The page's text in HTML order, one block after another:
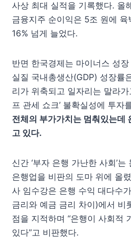
사상 최대 실적을 기록했다. 올
금융지주 순이익은 5조 원에 육
16% 넘게 늘었다.
반면 한국경제는 마이너스 성
실질 국내총생산(GDP) 성장률
리가 위축되고 일자리는 말라가
프 관세 쇼크’ 불확실성에 투자
전체의 부가가치는 멈춰있는데
고 있다.
신간 ‘부자 은행 가난한 사회’
은행업을 비판의 도마 위에 올
사 임수강은 은행 수익 대다수
금리와 예금 금리 차이)에서 비
점을 지적하며 “은행이 사회적
있다”고 비판했다.